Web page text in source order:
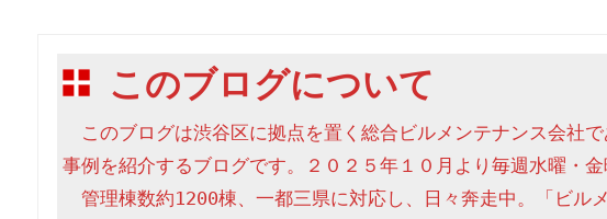
このブログについて
このブログは渋谷区に拠点を置く総合ビルメンテナンス会社
事例を紹介するブログです。２０２５年１０月より毎週水曜・
管理棟数約1200棟、一都三県に対応し、日々奔走中。「ビル